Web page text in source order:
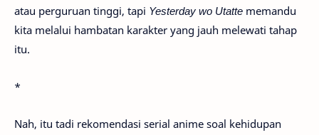
atau perguruan tinggi, tapi Yesterday wo Utatte memandu
kita melalui hambatan karakter yang jauh melewati tahap
itu.
*
Nah, itu tadi rekomendasi serial anime soal kehidupan